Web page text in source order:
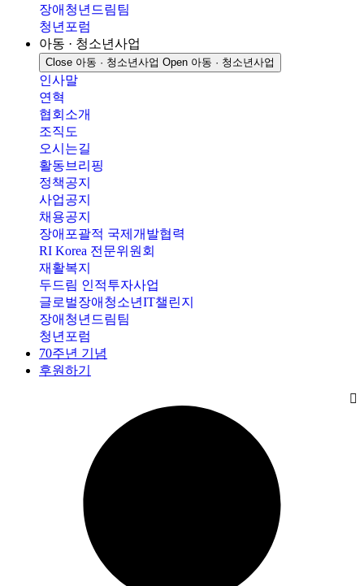
장애청년드림팀
청년포럼
아동 · 청소년사업
Close 아동 · 청소년사업 Open 아동 · 청소년사업
인사말
연혁
협회소개
조직도
오시는길
활동브리핑
정책공지
사업공지
채용공지
장애포괄적 국제개발협력
RI Korea 전문위원회
재활복지
두드림 인적투자사업
글로벌장애청소년IT챌린지
장애청년드림팀
청년포럼
70주년 기념
후원하기